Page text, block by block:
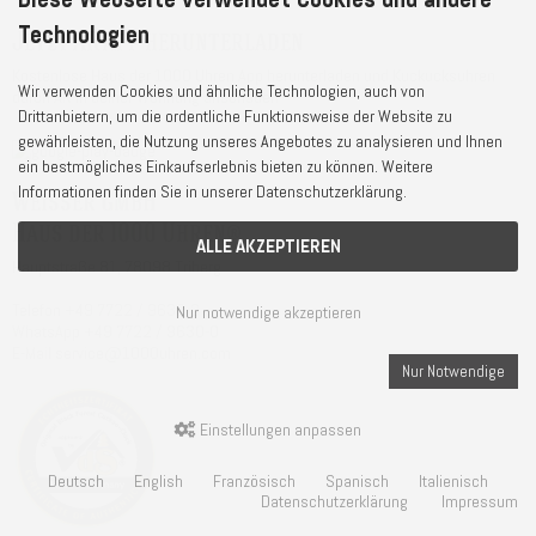
Jetzt AR App herunterladen
durch AR in deiner Wohnung anschauen
Weisser GmbH
Haus der 1000 Uhren®
Hauptstraße 81, 78098 Triberg
+49 7722 / 9630-0
Technologien
Wir verwenden Cookies und ähnliche Technologien, auch von
Drittanbietern, um die ordentliche Funktionsweise der Website zu
gewährleisten, die Nutzung unseres Angebotes zu analysieren und Ihnen
ein bestmögliches Einkaufserlebnis bieten zu können. Weitere
Informationen finden Sie in unserer Datenschutzerklärung.
ALLE AKZEPTIEREN
Nur notwendige akzeptieren
Nur Notwendige
Einstellungen anpassen
Deutsch English Französisch Spanisch
Italienisch
Datenschutzerklärung
Impressum